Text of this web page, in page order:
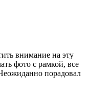
внимание на эту
фото с рамкой, все
порадовал